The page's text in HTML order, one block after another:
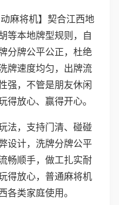
动麻将机】契合江西地
等本地牌型规则，自
分牌公平公正，杜绝
牌速度均匀，出牌流
强，不管是朋友休闲
得放心、赢得开心。
法，支持门清、碰碰
设计，洗牌分牌公平
畅顺手，做工扎实耐
得放心，普通麻将机
各类家庭使用。